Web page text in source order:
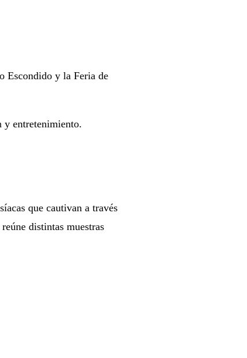
Escondido y la Feria de
y entretenimiento.
que cautivan a través
distintas muestras